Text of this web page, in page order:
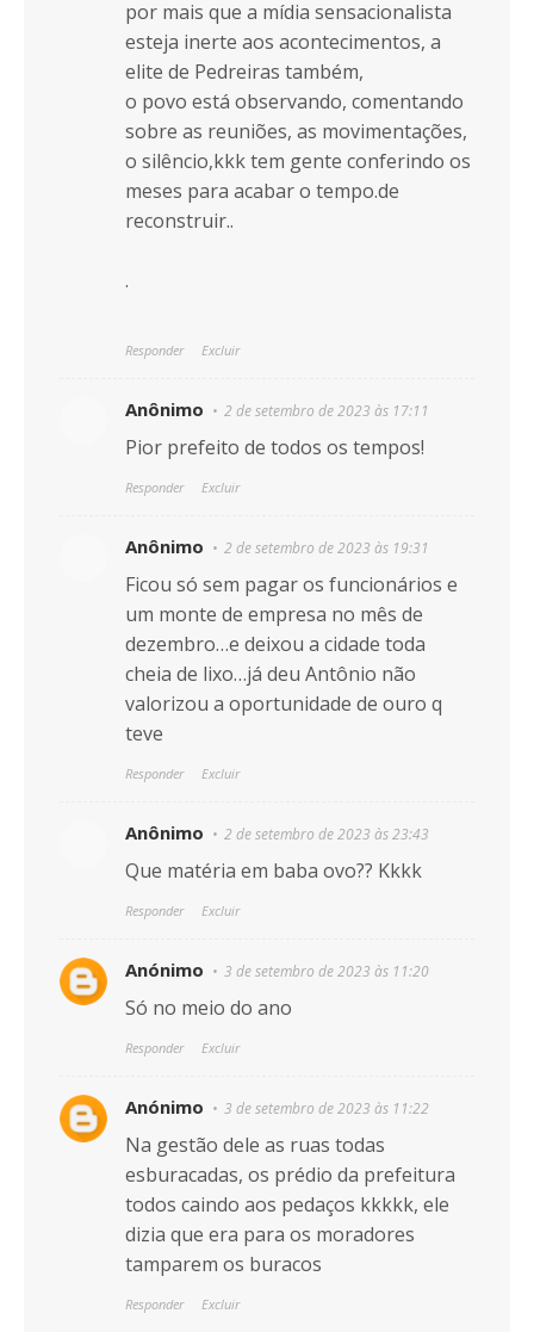
por mais que a mídia sensacionalista
esteja inerte aos acontecimentos, a
elite de Pedreiras também,
o povo está observando, comentando
sobre as reuniões, as movimentações,
o silêncio,kkk tem gente conferindo os
meses para acabar o tempo.de
reconstruir..
.
Responder Excluir
Anônimo 2 de setembro de 2023 às 17:11
Pior prefeito de todos os tempos!
Responder Excluir
Anônimo 2 de setembro de 2023 às 19:31
Ficou só sem pagar os funcionários e
um monte de empresa no mês de
dezembro…e deixou a cidade toda
cheia de lixo…já deu Antônio não
valorizou a oportunidade de ouro q
teve
Responder Excluir
Anônimo 2 de setembro de 2023 às 23:43
Que matéria em baba ovo?? Kkkk
Responder Excluir
Anónimo 3 de setembro de 2023 às 11:20
Só no meio do ano
Responder Excluir
Anónimo 3 de setembro de 2023 às 11:22
Na gestão dele as ruas todas
esburacadas, os prédio da prefeitura
todos caindo aos pedaços kkkkk, ele
dizia que era para os moradores
tamparem os buracos
Responder Excluir